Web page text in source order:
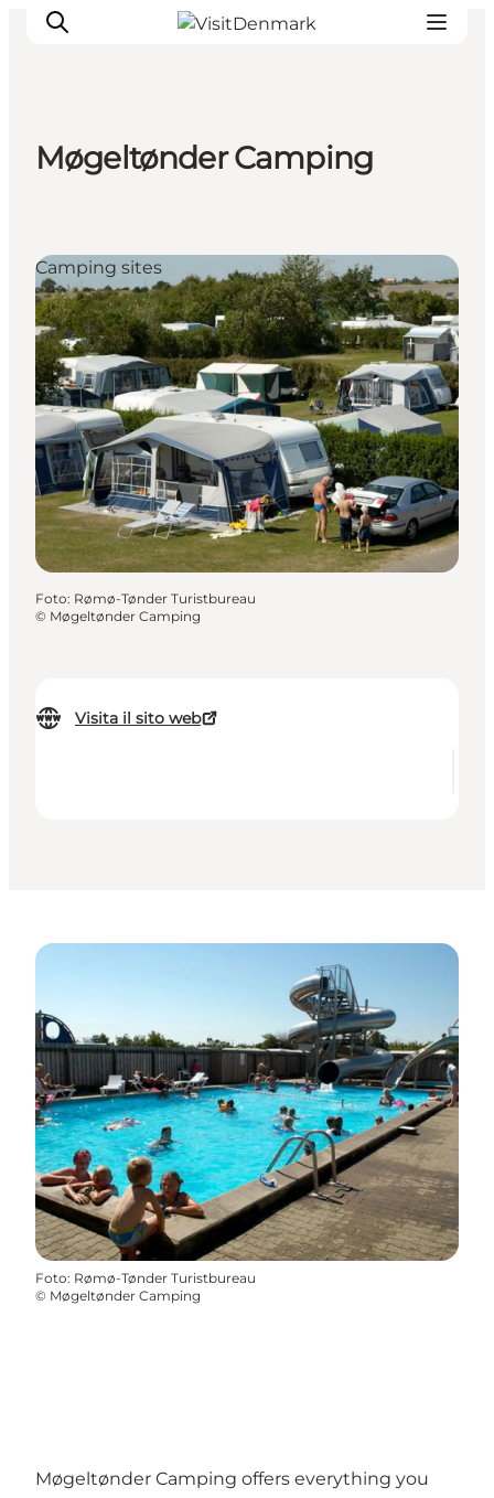
Cosa fare
Dove dormire
Pianifica il viaggio
Møgeltønder Camping
Visita il sito web
Camping sites
Foto: Rømø-Tønder Turistbureau
© Møgeltønder Camping
Foto: Rømø-Tønder Turistbureau
© Møgeltønder Camping
Møgeltønder Camping offers everything you